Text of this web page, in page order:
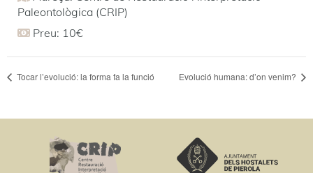
Paleontològica (CRIP)
Preu: 10€
Tocar l’evolució: la forma fa la funció Evolució humana: d’on venim?